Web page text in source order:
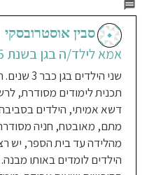
סבין אוסטרובסקי
אמא לילד/ה בגן בשנת 2022-2025
שני
תכנית לימודים מסודרת,
דשא אמיתי, הילדים
מתם, מאובטח, חניה מסודרת
מהלידה עד בית הספר, יש
הילדים לומדים באותו